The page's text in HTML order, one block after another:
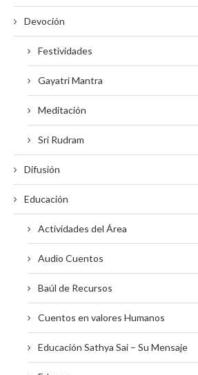
Devoción
Festividades
Gayatri Mantra
Meditación
Sri Rudram
Difusión
Educación
Actividades del Área
Audio Cuentos
Baúl de Recursos
Cuentos en valores Humanos
Educación Sathya Sai – Su Mensaje